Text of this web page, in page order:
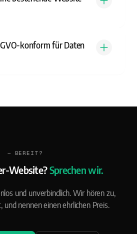
konform für Daten
— BEREIT?
Website?Sprechen wir.
und unverbindlich. Wir hören zu,
und nennen einen ehrlichen Preis.